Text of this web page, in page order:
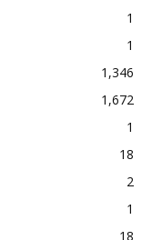
1
1
1,346
1,672
1
18
2
1
18